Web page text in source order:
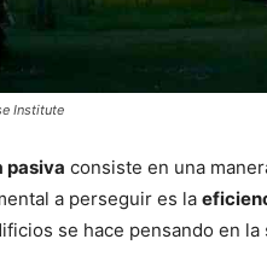
Institute
pasiva consiste en una
a perseguir es la
se hace pensando en